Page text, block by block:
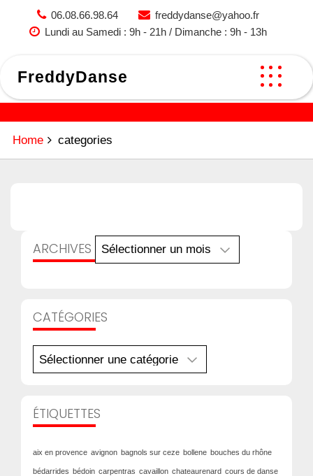
06.08.66.98.64
freddydanse@yahoo.fr
Lundi au Samedi : 9h - 21h / Dimanche : 9h - 13h
FreddyDanse
Home categories
ARCHIVES
Archives
CATÉGORIES
Catégories
ÉTIQUETTES
aix en provence avignon bagnols sur ceze bollene bouches du rhône
bédarrides bédoin carpentras cavaillon chateaurenard cours de danse